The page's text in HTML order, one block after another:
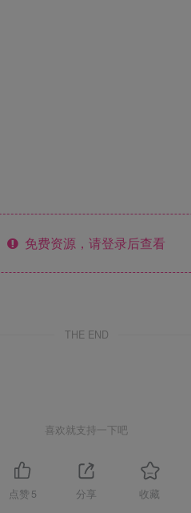
免费资源，请登录后查看
THE END
喜欢就支持一下吧
点赞 5 分享 收藏